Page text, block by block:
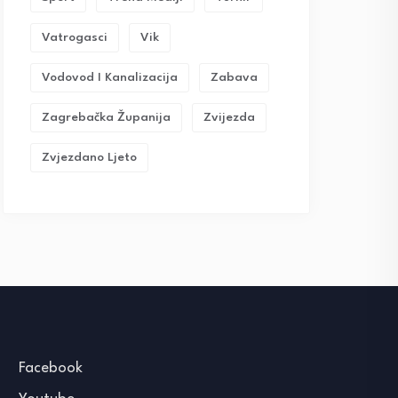
Vatrogasci Vik
Vodovod I Kanalizacija Zabava
Zagrebačka Županija Zvijezda
Zvjezdano Ljeto
Facebook